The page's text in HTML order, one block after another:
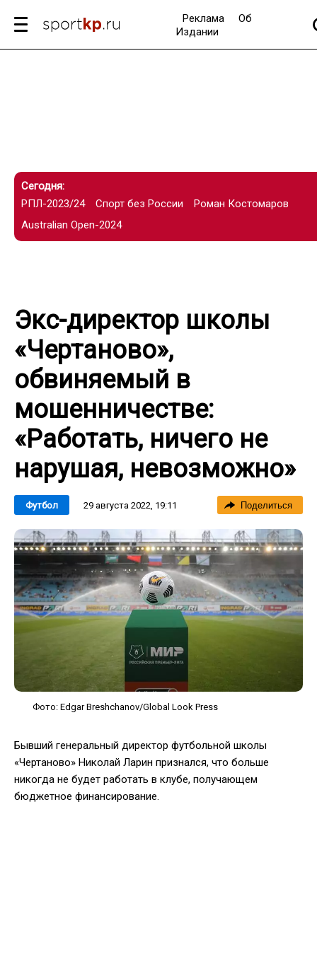
Реклама
Об
Издании
Сегодня:
РПЛ-2023/24
Спорт без России
Роман Костомаров
Australian Open-2024
Экс-директор школы
«Чертаново»,
обвиняемый в
мошенничестве:
«Работать, ничего не
нарушая, невозможно»
Футбол 29 августа 2022, 19:11 Поделиться
Фото: Edgar Breshchanov/Global Look Press
Бывший генеральный директор футбольной школы
«Чертаново» Николай Ларин признался, что больше
никогда не будет работать в клубе, получающем
бюджетное финансирование.